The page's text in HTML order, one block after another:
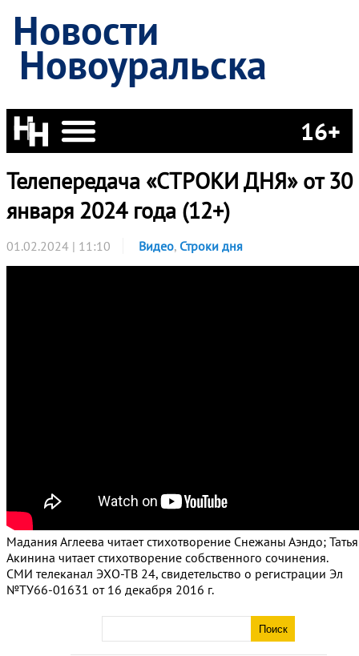
Новости
Новоуральска
16+
Телепередача «СТРОКИ ДНЯ» от 30
января 2024 года (12+)
01.02.2024 | 11:10 Видео, Строки дня
Мадания Аглеева читает стихотворение Снежаны Аэндо;
Акинина читает стихотворение собственного сочинения.
СМИ телеканал ЭХО-ТВ 24, свидетельство о регистрации Эл
№ТУ66-01631 от 16 декабря 2016 г.